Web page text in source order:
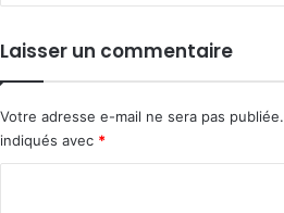
Laisser un commentaire
Votre adresse e-mail ne sera pas publiée.
indiqués avec *